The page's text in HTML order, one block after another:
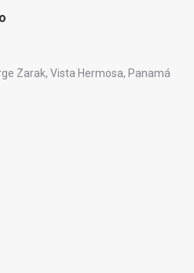
Zarak, Vista Hermosa, Panamá